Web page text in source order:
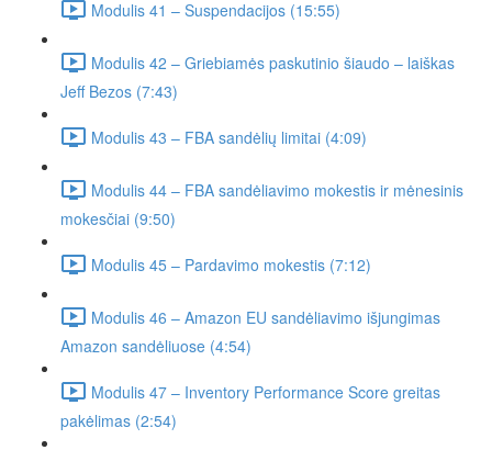
Modulis 41 – Suspendacijos (15:55)
Modulis 42 – Griebiamės paskutinio šiaudo – laiškas
Jeff Bezos (7:43)
Modulis 43 – FBA sandėlių limitai (4:09)
Modulis 44 – FBA sandėliavimo mokestis ir mėnesinis
mokesčiai (9:50)
Modulis 45 – Pardavimo mokestis (7:12)
Modulis 46 – Amazon EU sandėliavimo išjungimas
Amazon sandėliuose (4:54)
Modulis 47 – Inventory Performance Score greitas
pakėlimas (2:54)